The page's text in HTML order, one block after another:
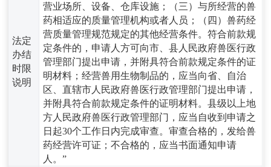
法定
办结
时限
说明
营业场所、设备、仓库设施；（三）与所经营的兽
药相适应的质量管理机构或者人员；（四）兽药经
营质量管理规范规定的其他经营条件。符合前款规
定条件的，申请人方可向市、县人民政府兽医行政
管理部门提出申请，并附具符合前款规定条件的证
明材料；经营兽用生物制品的，应当向省、自治
区、直辖市人民政府兽医行政管理部门提出申请，
并附具符合前款规定条件的证明材料。县级以上地
方人民政府兽医行政管理部门，应当自收到申请之
日起30个工作日内完成审查。审查合格的，发给兽
药经营许可证；不合格的，应当书面通知申请
人。”